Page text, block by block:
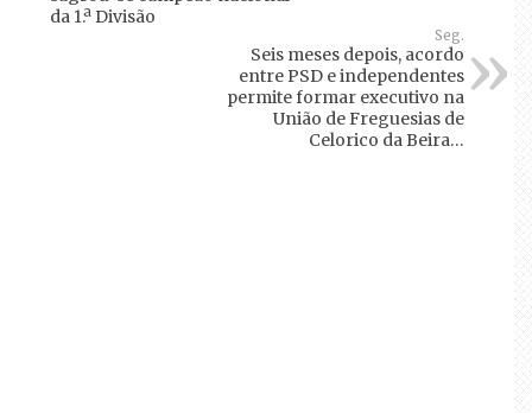
da 1.ª Divisão
Seg.
Seis meses depois, acordo
entre PSD e independentes
permite formar executivo na
União de Freguesias de
Celorico da Beira…